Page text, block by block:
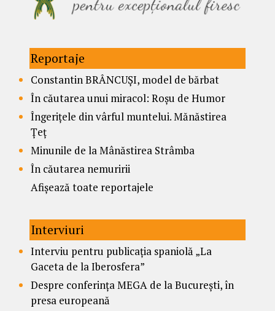
Reportaje
Constantin BRÂNCUȘI, model de bărbat
În căutarea unui miracol: Roșu de Humor
Îngerițele din vârful muntelui. Mănăstirea
Țeț
Minunile de la Mânăstirea Strâmba
În căutarea nemuririi
Afișează toate reportajele
Interviuri
Interviu pentru publicația spaniolă „La
Gaceta de la Iberosfera”
Despre conferința MEGA de la București, în
presa europeană